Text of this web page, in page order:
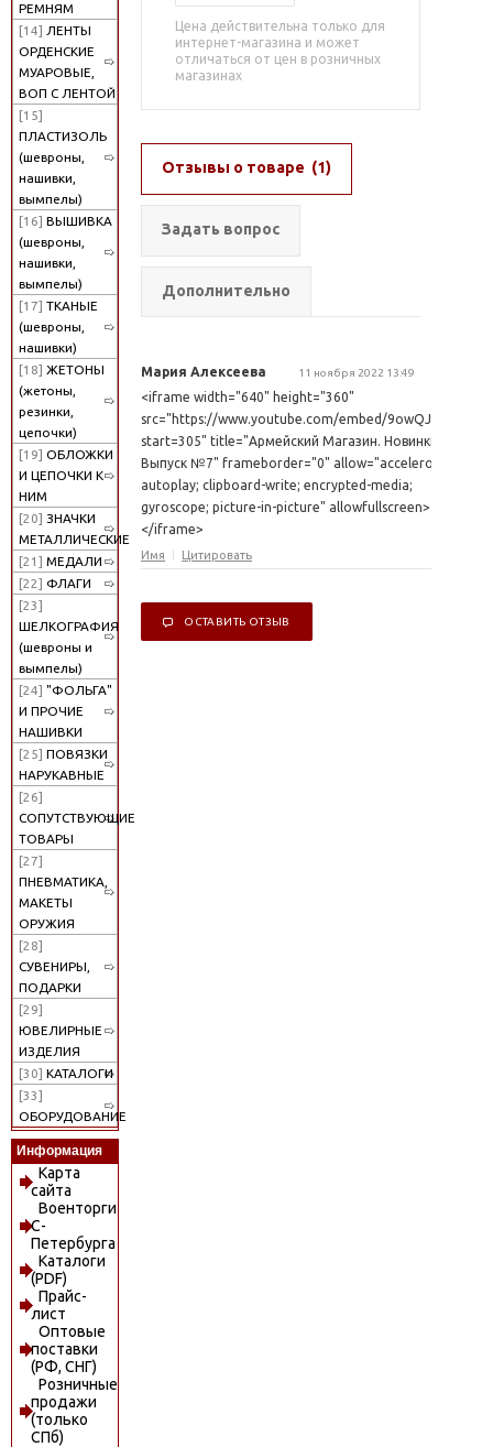
РЕМНЯМ
[14] ЛЕНТЫ
ОРДЕНСКИЕ
МУАРОВЫЕ,
ВОП С ЛЕНТОЙ
[15]
ПЛАСТИЗОЛЬ
(шевроны,
нашивки,
вымпелы)
[16] ВЫШИВКА
(шевроны,
нашивки,
вымпелы)
[17] ТКАНЫЕ
(шевроны,
нашивки)
[18] ЖЕТОНЫ
(жетоны,
резинки,
цепочки)
[19] ОБЛОЖКИ
И ЦЕПОЧКИ К
НИМ
[20] ЗНАЧКИ
МЕТАЛЛИЧЕСКИЕ
[21] МЕДАЛИ
[22] ФЛАГИ
[23]
ШЕЛКОГРАФИЯ
(шевроны и
вымпелы)
[24] "ФОЛЬГА"
И ПРОЧИЕ
НАШИВКИ
[25] ПОВЯЗКИ
НАРУКАВНЫЕ
[26]
СОПУТСТВУЮЩИЕ
ТОВАРЫ
[27]
ПНЕВМАТИКА,
МАКЕТЫ
ОРУЖИЯ
[28]
СУВЕНИРЫ,
ПОДАРКИ
[29]
ЮВЕЛИРНЫЕ
ИЗДЕЛИЯ
[30] КАТАЛОГИ
[33]
ОБОРУДОВАНИЕ
Информация
Карта
сайта
Военторги
С-
Петербурга
Каталоги
(PDF)
Прайс-
лист
Оптовые
поставки
(РФ, СНГ)
Розничные
продажи
(только
СПб)
Цена действительна только для
интернет-магазина и может
отличаться от цен в розничных
магазинах
Отзывы о товаре (1)
Задать вопрос
Дополнительно
Мария Алексеева 11 ноября 2022 13:49
<iframe width="640" height="360"
src="https://www.youtube.com/embed/9owQJPSU2qg?
start=305" title="Армейский Магазин. Новинки.
Выпуск №7" frameborder="0" allow="accelerometer;
autoplay; clipboard-write; encrypted-media;
gyroscope; picture-in-picture" allowfullscreen>
</iframe>
Имя Цитировать
ОСТАВИТЬ ОТЗЫВ